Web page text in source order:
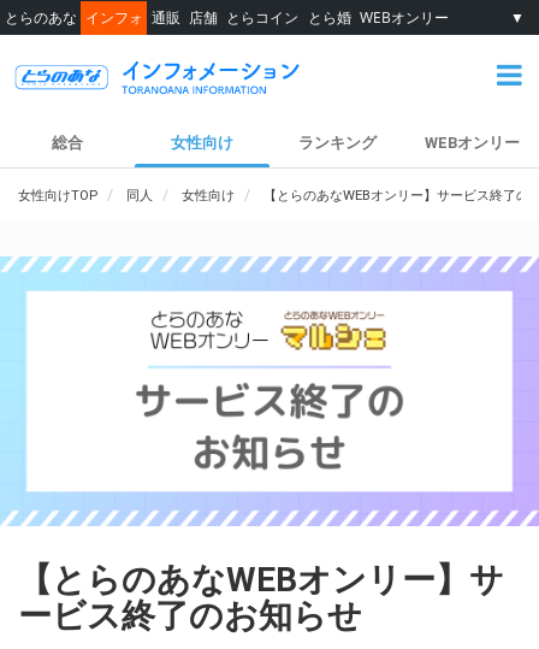
とらのあな インフォ 通販 店舗 とらコイン とら婚 WEBオンリー ▼
総合 女性向け ランキング WEBオンリー
女性向けTOP 同人 女性向け 【とらのあなWEBオンリー】サービス終了の
【とらのあなWEBオンリー】サ
ービス終了のお知らせ